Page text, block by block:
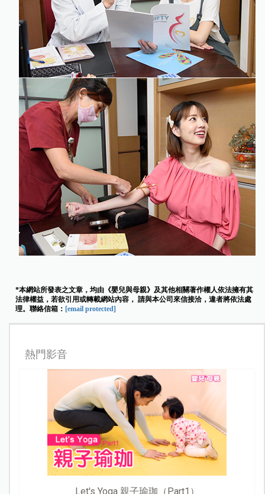
*本網站所發表之文章，均由《嬰兒與母親》及其他相關著作權人依法擁有其
法律權益，若欲引用或轉載網站內容， 請與本公司來信接洽，違者將依法處
理。聯絡信箱： [email protected]
熱門影音
Let's Yoga 親子瑜珈（Part1）